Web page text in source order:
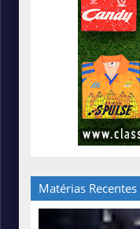
Matérias Recentes